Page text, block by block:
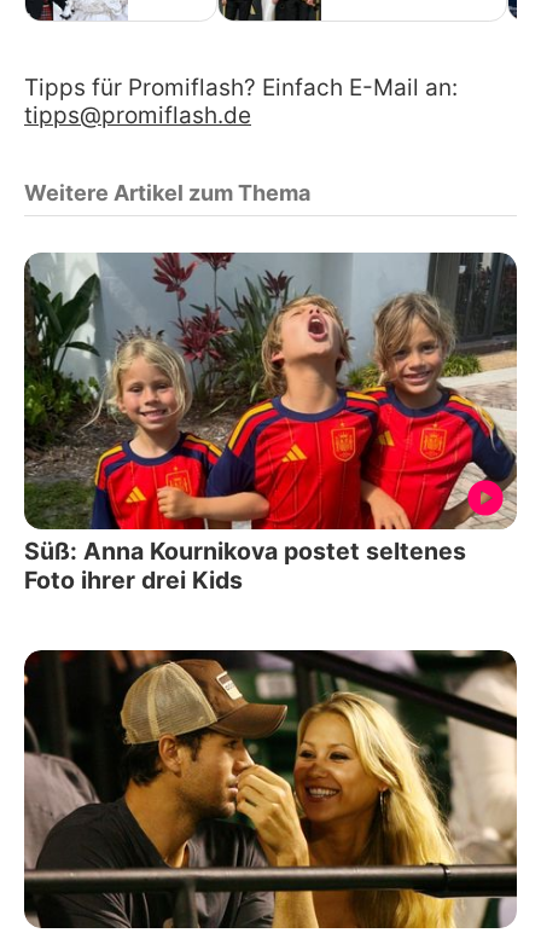
Tipps für Promiflash? Einfach E-Mail an:
tipps@promiflash.de
Weitere Artikel zum Thema
Süß: Anna Kournikova postet seltenes
Foto ihrer drei Kids